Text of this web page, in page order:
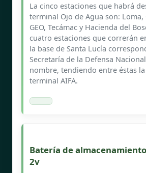
La cinco estaciones que habrá
terminal Ojo de Agua son: Loma,
GEO, Tecámac y Hacienda del
cuatro estaciones que correrán
la base de Santa Lucía
Secretaría de la Defensa
nombre, tendiendo entre éstas
terminal AIFA.
Batería de
2v